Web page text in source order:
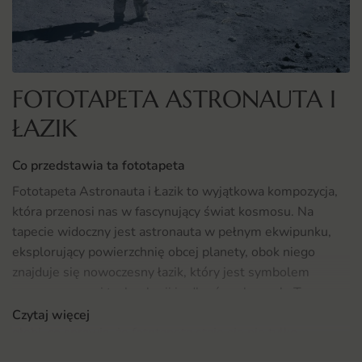
FOTOTAPETA ASTRONAUTA I
ŁAZIK
Co przedstawia ta fototapeta
Fototapeta Astronauta i Łazik to wyjątkowa kompozycja,
która przenosi nas w fascynujący świat kosmosu. Na
tapecie widoczny jest astronauta w pełnym ekwipunku,
eksplorujący powierzchnię obcej planety, obok niego
znajduje się nowoczesny łazik, który jest symbolem
ilustracyjna scena w czerni i bieli dodaje tajemniczości i
Czytaj więcej